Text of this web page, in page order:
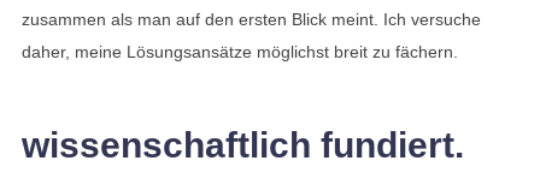
zusammen als man auf den ersten Blick meint. Ich versuche
daher, meine Lösungsansätze möglichst breit zu fächern.
wissenschaftlich fundiert.